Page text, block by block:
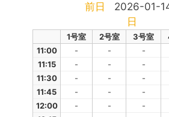
前日 2026-01-
日
1号室 2号室 3号室
11:00
- - -
11:15
- - -
11:30
- - -
11:45
- - -
12:00
- - -